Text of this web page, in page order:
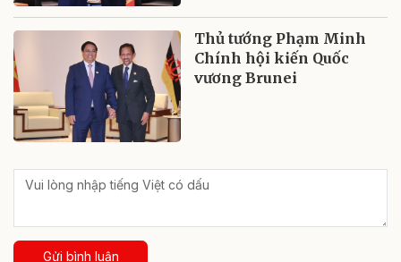
Thủ tướng Phạm Minh
Chính hội kiến Quốc
vương Brunei
Gửi bình luận